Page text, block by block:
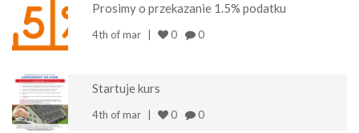
Prosimy o przekazanie 1.5% podatku
4th of mar 0 0
Startuje kurs
4th of mar 0 0